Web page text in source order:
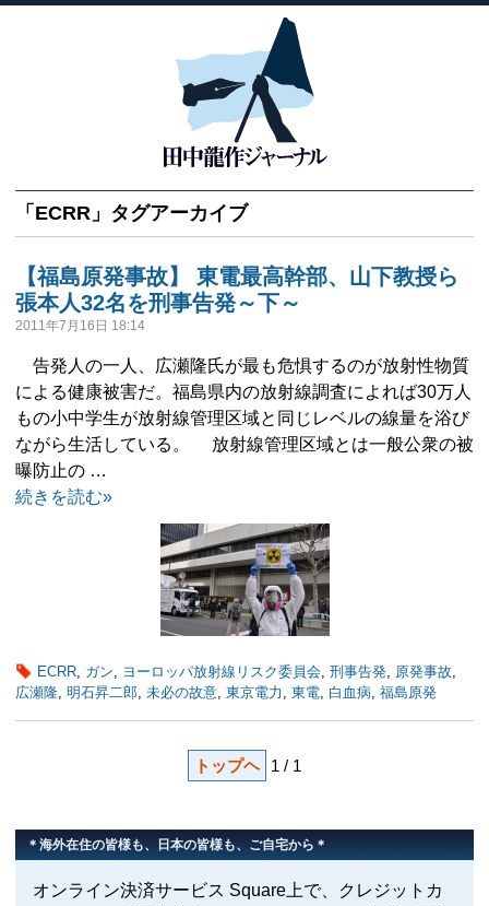
「 ECRR 」タグアーカイブ
【福島原発事故】 東電最高幹部、山下教授ら
張本人32名を刑事告発～下～
2011年7月16日 18:14
告発人の一人、広瀬隆氏が最も危惧するのが放射性物質
による健康被害だ。福島県内の放射線調査によれば30万人
もの小中学生が放射線管理区域と同じレベルの線量を浴び
ながら生活している。 放射線管理区域とは一般公衆の被
曝防止の …
続きを読む»
ECRR, ガン, ヨーロッパ放射線リスク委員会, 刑事告発, 原発事故,
広瀬隆, 明石昇二郎, 未必の故意, 東京電力 , 東電, 白血病, 福島原発
トップヘ 1 / 1
＊海外在住の皆様も、日本の皆様も、ご自宅から＊
オンライン決済サービス Square上で、クレジットカ